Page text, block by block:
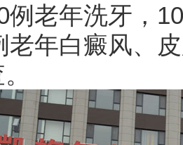
例老年洗牙，
老年白癜风、